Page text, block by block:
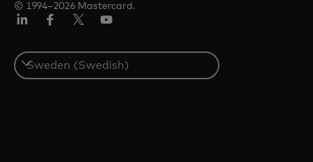
© 1994–2026 Mastercard.
Select
a
country